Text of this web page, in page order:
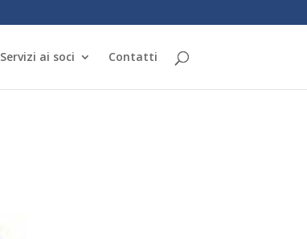
Servizi ai soci Contatti